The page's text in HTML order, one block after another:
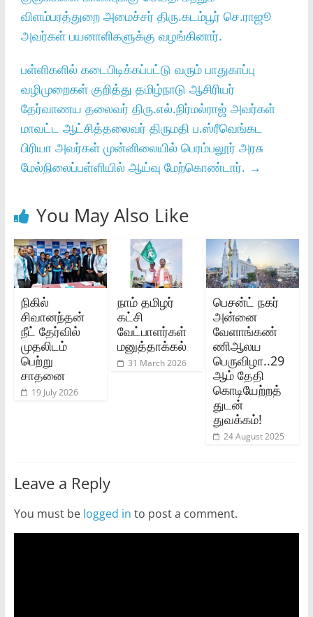
விளம்பரத்துறை அமைச்சர்‌ திரு.கடம்பூர்‌ செ.ராஜூ
அவர்கள்‌ பயனாளிகளுக்கு வழங்கினார்‌.
பள்ளிகளில்‌ கடைபிடிக்கப்பட்டு வரும்‌ பாதுகாப்பு
வழிமுறைகள்‌ குறித்து தமிழ்நாடு ஆசிரியர்‌
தேர்வாணய தலைவர்‌ திரு.எல்‌.நிர்மல்ராஜ்‌ அவர்கள்‌
மாவட்ட ஆட்சித்தலைவர்‌ திருமதி ப.ஸ்ரீவெங்கட
பிரியா அவர்கள்‌ முன்னிலையில்‌ பெரம்பலூர்‌ அரசு
மேல்நிலைப்பள்ளியில்‌ ஆய்வு மேற்கொண்டார்‌. →
You May Also Like
நிகில்
சிவானந்தன்
நீட் தேர்வில்
முதலிடம்
பெற்று
சாதனை
19 July 2026
நாம் தமிழர்
கட்சி
வேட்பாளர்கள்
மனுத்தாக்கல்
31 March 2026
பெசன்ட் நகர்
அன்னை
வேளாங்கண்
ணிஆலய
பெருவிழா..29
ஆம் தேதி
கொடியேற்றத்
துடன்
துவக்கம்!
24 August 2025
Leave a Reply
You must be logged in to post a comment.